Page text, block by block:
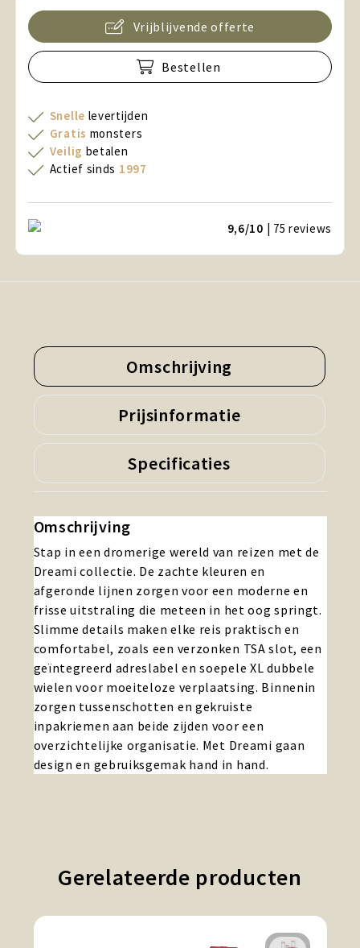
Vrijblijvende offerte
Bestellen
Snelle levertijden
Gratis monsters
Veilig betalen
Actief sinds 1997
9,6/10 | 75reviews
Omschrijving
Prijsinformatie
Specificaties
Omschrijving
Stap in een dromerige wereld van reizen met de
Dreami collectie. De zachte kleuren en
afgeronde lijnen zorgen voor een moderne en
frisse uitstraling die meteen in het oog springt.
Slimme details maken elke reis praktisch en
comfortabel, zoals een verzonken TSA slot, een
geïntegreerd adreslabel en soepele XL dubbele
wielen voor moeiteloze verplaatsing. Binnenin
zorgen tussenschotten en gekruiste
inpakriemen aan beide zijden voor een
overzichtelijke organisatie. Met Dreami gaan
design en gebruiksgemak hand in hand.
Gerelateerde producten